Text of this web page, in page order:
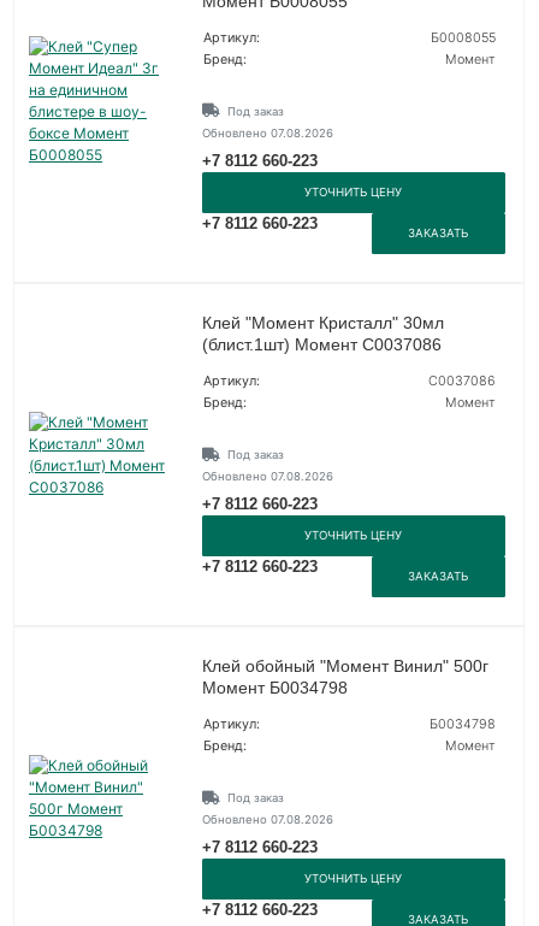
Артикул:
Б0008055
Бренд:
Момент
Под заказ
Обновлено 07.08.2026
+7 8112 660-223
УТОЧНИТЬ ЦЕНУ
+7 8112 660-223
ЗАКАЗАТЬ
Клей "Момент Кристалл" 30мл
(блист.1шт) Момент C0037086
Артикул:
C0037086
Бренд:
Момент
Под заказ
Обновлено 07.08.2026
+7 8112 660-223
УТОЧНИТЬ ЦЕНУ
+7 8112 660-223
ЗАКАЗАТЬ
Клей обойный "Момент Винил" 500г
Момент Б0034798
Артикул:
Б0034798
Бренд:
Момент
Под заказ
Обновлено 07.08.2026
+7 8112 660-223
УТОЧНИТЬ ЦЕНУ
+7 8112 660-223
ЗАКАЗАТЬ